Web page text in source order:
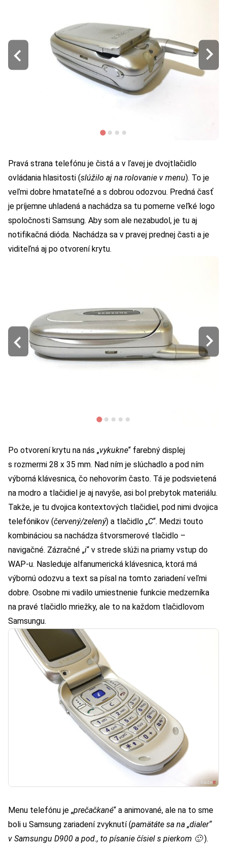
Pravá strana telefónu je čistá a v ľavej je dvojtlačidlo
ovládania hlasitosti (slúžilo aj na rolovanie v menu). To je
veľmi dobre hmatateľné a s dobrou odozvou. Predná časť
je príjemne uhladená a nachádza sa tu pomerne veľké logo
spoločnosti Samsung. Aby som ale nezabudol, je tu aj
notifikačná dióda. Nachádza sa v pravej prednej časti a je
viditeľná aj po otvorení krytu.
Po otvorení krytu na nás „vykukne“ farebný displej
s rozmermi 28 x 35 mm. Nad ním je slúchadlo a pod ním
výborná klávesnica, čo nehovorím často. Tá je podsvietená
na modro a tlačidiel je aj navyše, asi bol prebytok materiálu.
Takže, je tu dvojica kontextových tlačidiel, pod nimi dvojica
telefónikov (červený/zelený) a tlačidlo „C“. Medzi touto
kombináciou sa nachádza štvorsmerové tlačidlo –
navigačné. Zázračné „i“ v strede slúži na priamy vstup do
WAP-u. Nasleduje alfanumerická klávesnica, ktorá má
výbornú odozvu a text sa písal na tomto zariadení veľmi
dobre. Osobne mi vadilo umiestnenie funkcie medzerníka
na pravé tlačidlo mriežky, ale to na každom tlačidlovom
Samsungu.
Menu telefónu je „prečačkané“ a animované, ale na to sme
boli u Samsung zariadení zvyknutí (pamätáte sa na „dialer“
v Samsungu D900 a pod., to písanie čísiel s pierkom 🙂).